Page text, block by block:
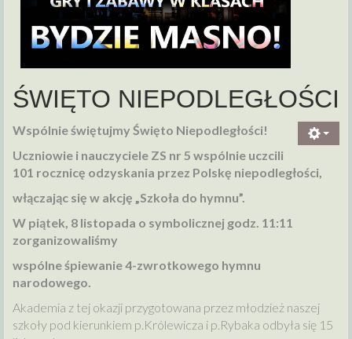
ŚWIĘTO NIEPODLEGŁOŚCI
Wspólnie świętujmy Święto Niepodległości!
Uczniowie i nauczyciele ZS nr 5 wspólnie uczcili
101 rocznicę odzyskania przez Polskę niepodległości,
włączając się w akcję „Szkoła do hymnu”.
W piątek, 8 listopada o symbolicznej godz. 11:11
zorganizowaliśmy
wspólne śpiewanie 4-zwrotkowego hymnu
narodowego.
Akademia z tej okazji przygotowana przez młodzież naszej
szkoły pod kierunkiem p.Królewicza i p.Rybaka odbyła się 15